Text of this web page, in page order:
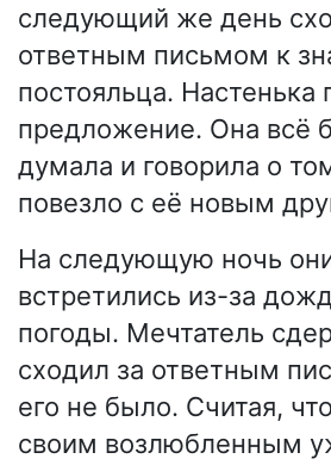
следующий же день
ответным письмом к
постояльца. Настенька
предложение. Она всё
думала и говорила о
повезло с её новым
На следующую ночь
встретились из-за
погоды. Мечтатель
сходил за ответным
его не было. Считая,
своим возлюбленным